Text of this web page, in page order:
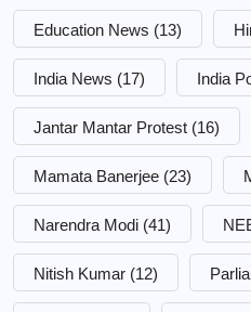
Education News (13)
India News (17) India
Jantar Mantar Protest (16)
Mamata Banerjee (23)
Narendra Modi (41)
Nitish Kumar (12)